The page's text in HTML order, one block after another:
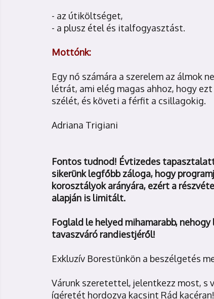
- az útiköltséget,
- a plusz étel és italfogyasztást.
Mottónk:
Egy nő számára a szerelem az álmok
létrát, ami elég magas ahhoz, hogy
szélét, és követi a férfit a csillagokig.
Adriana Trigiani
Fontos tudnod! Évtizedes
sikerünk legfőbb záloga, hogy
korosztályok arányára, ezért a
alapján is limitált.
Foglald le helyed mihamarabb,
tavaszváró randiestjéről!
Exkluzív Borestünkön a beszélgetés
Várunk szeretettel, jelentkezz most, s
ígéretét hordozva kacsint Rád kacéran!